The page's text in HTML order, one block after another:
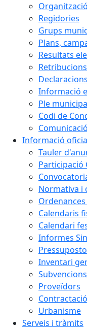
Regidories
Grups
Plans,
Resultats
Informació
Ple
Codi de
Informació
Tauler
Participació
Normativa i
Calendaris
Calendari
Informes
Inventari
Subvencions
Proveïdors
Urbanisme
Serveis i tràmits